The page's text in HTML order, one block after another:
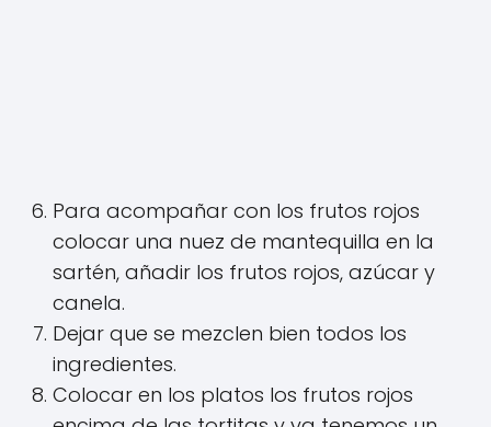
Para acompañar con los frutos rojos
colocar una nuez de mantequilla en la
sartén, añadir los frutos rojos, azúcar y
canela.
Dejar que se mezclen bien todos los
ingredientes.
Colocar en los platos los frutos rojos